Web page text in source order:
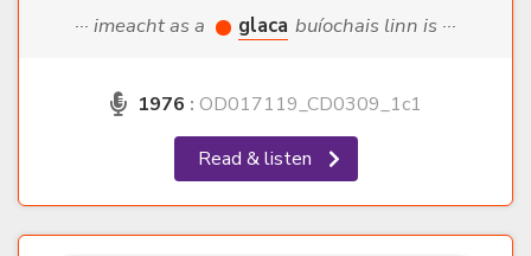
··· imeacht as a glaca buíochais linn is ···
1976 : OD017119_CD0309_1c1
Read & listen